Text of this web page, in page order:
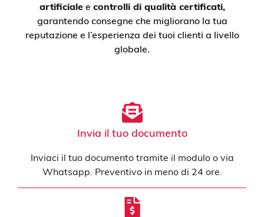
artificialee controlli di qualità certificati,
garantendo consegne che migliorano la tua
reputazione e l’esperienza dei tuoi clienti a livello
globale.
Invia il tuo documento
Inviaci il tuo documento tramite il modulo o via
Whatsapp. Preventivo in meno di 24 ore.